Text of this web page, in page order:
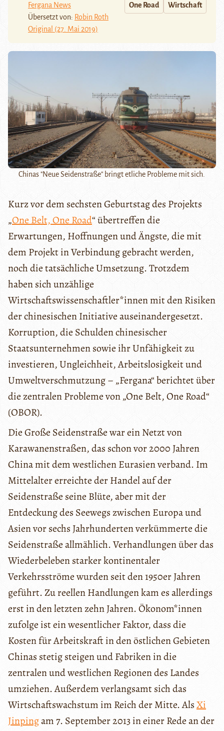
Fergana News
Übersetzt von: Robin Roth
Original (27. Mai 2019)
One Road Wirtschaft
Chinas "Neue Seidenstraße" bringt etliche Probleme mit sich.
Kurz vor dem sechsten Geburtstag des Projekts
„One Belt, One Road“ übertreffen die
Erwartungen, Hoffnungen und Ängste, die mit
dem Projekt in Verbindung gebracht werden,
noch die tatsächliche Umsetzung. Trotzdem
haben sich unzählige
Wirtschaftswissenschaftler*innen mit den Risiken
der chinesischen Initiative auseinandergesetzt.
Korruption, die Schulden chinesischer
Staatsunternehmen sowie ihr Unfähigkeit zu
investieren, Ungleichheit, Arbeitslosigkeit und
Umweltverschmutzung – „Fergana“ berichtet über
die zentralen Probleme von „One Belt, One Road“
(OBOR).
Die Große Seidenstraße war ein Netzt von
Karawanenstraßen, das schon vor 2000 Jahren
China mit dem westlichen Eurasien verband. Im
Mittelalter erreichte der Handel auf der
Seidenstraße seine Blüte, aber mit der
Entdeckung des Seewegs zwischen Europa und
Asien vor sechs Jahrhunderten verkümmerte die
Seidenstraße allmählich. Verhandlungen über das
Wiederbeleben starker kontinentaler
Verkehrsströme wurden seit den 1950er Jahren
geführt. Zu reellen Handlungen kam es allerdings
erst in den letzten zehn Jahren. Ökonom*innen
zufolge ist ein wesentlicher Faktor, dass die
Kosten für Arbeitskraft in den östlichen Gebieten
Chinas stetig steigen und Fabriken in die
zentralen und westlichen Regionen des Landes
umziehen. Außerdem verlangsamt sich das
Wirtschaftswachstum im Reich der Mitte. AlsXi
Jinpingam 7. September 2013 in einer Rede an der